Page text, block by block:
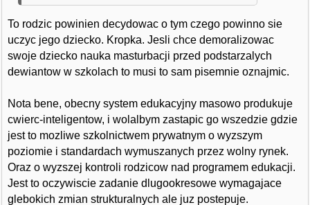
To rodzic powinien decydowac o tym czego powinno sie
uczyc jego dziecko. Kropka. Jesli chce demoralizowac
swoje dziecko nauka masturbacji przed podstarzalych
dewiantow w szkolach to musi to sam pisemnie oznajmic.
Nota bene, obecny system edukacyjny masowo produkuje
cwierc-inteligentow, i wolalbym zastapic go wszedzie gdzie
jest to mozliwe szkolnictwem prywatnym o wyzszym
poziomie i standardach wymuszanych przez wolny rynek.
Oraz o wyzszej kontroli rodzicow nad programem edukacji.
Jest to oczywiscie zadanie dlugookresowe wymagajace
glebokich zmian strukturalnych ale juz postepuje.